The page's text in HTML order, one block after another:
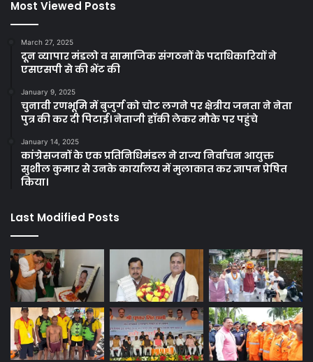
Most Viewed Posts
March 27, 2025
दून व्यापार मंडलो व सामाजिक संगठनों के पदाधिकारियों ने
एसएसपी से की भेंट की
January 9, 2025
चुनावी रणभूमि में बुजुर्ग को चोट लगने पर क्षेत्रीय जनता ने नेता
पुत्र की कर दी पिटाई। नेताजी हॉकी लेकर मौके पर पहुंचे
January 14, 2025
कांग्रेसजनों के एक प्रतिनिधिमंडल ने राज्य निर्वाचन आयुक्त
सुशील कुमार से उनके कार्यालय में मुलाकात कर ज्ञापन प्रेषित
किया।
Last Modified Posts